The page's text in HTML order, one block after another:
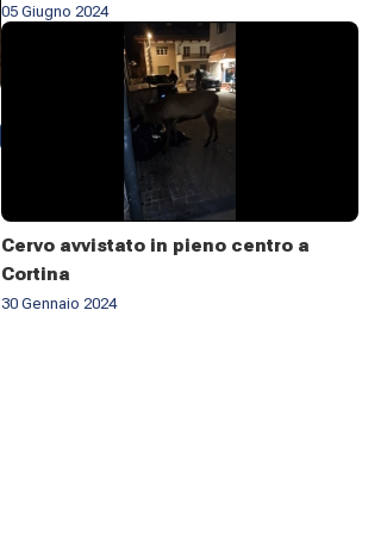
05 Giugno 2024
Cervo avvistato in pieno centro a
Cortina
30 Gennaio 2024